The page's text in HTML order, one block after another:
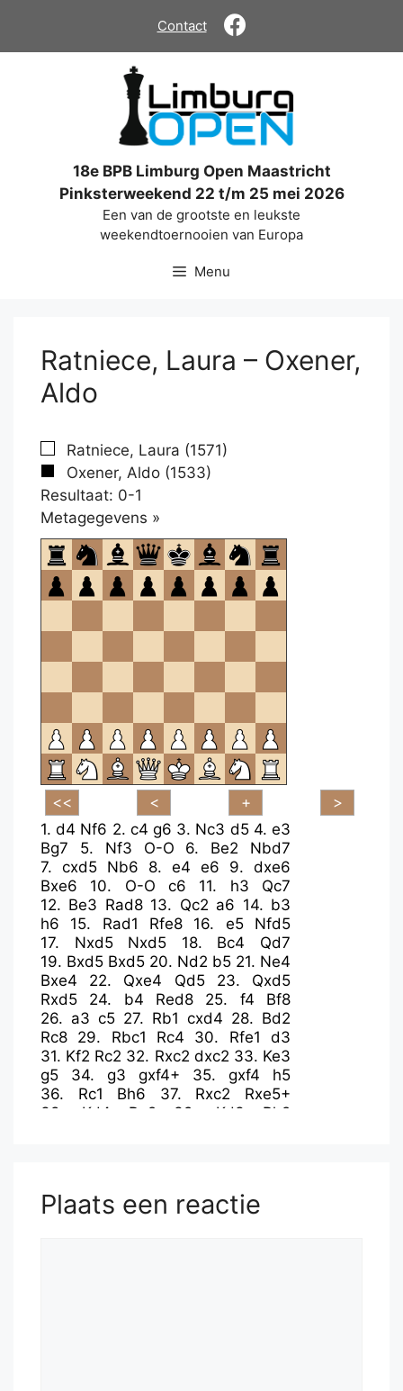
de
Contact
18e BPB Limburg Open Maastricht
Pinksterweekend 22 t/m 25 mei 2026
Een van de grootste en leukste
weekendtoernooien van Europa
Menu
Ratniece, Laura – Oxener,
Aldo
Ratniece, Laura (1571)
Oxener, Aldo (1533)
Resultaat: 0-1
Metagegevens »
om
te
openen.
1.d4 Nf6 2. c4 g6 3. Nc3 d5 4.e3
Bg7
5. Nf3 O-O 6. Be2
Nbd7
7. cxd5 Nb6 8. e4 e6 9. dxe6
Bxe6
10. O-O c6 11. h3
Qc7
12. Be3 Rad8 13. Qc2 a6 14. b3
h6
15. Rad1 Rfe8 16. e5
Nfd5
17. Nxd5 Nxd5 18. Bc4
Qd7
19. Bxd5 Bxd5 20. Nd2 b5 21. Ne4
Bxe4
22. Qxe4 Qd5 23. Qxd5
Rxd5
24. b4 Red8 25. f4
Bf8
26. a3 c5 27. Rb1 cxd4 28. Bd2
Rc8 29. Rbc1 Rc4 30. Rfe1
d3
31. Kf2 Rc2 32. Rxc2 dxc2 33. Ke3
g5
34. g3 gxf4+ 35. gxf4
h5
36. Rc1 Bh6 37. Rxc2
Rxe5+
38. Kd4 Re2 39. Kd3
Rh2
49.Rf8 f5
Plaats een reactie